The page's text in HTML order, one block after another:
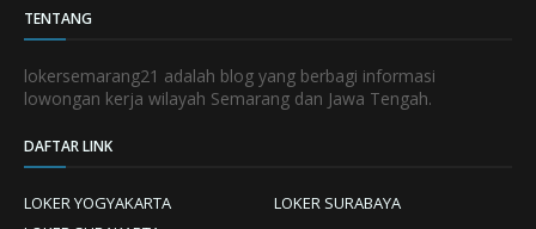
TENTANG
lokersemarang21 adalah blog yang berbagi informasi
lowongan kerja wilayah Semarang dan Jawa Tengah.
DAFTAR LINK
LOKER YOGYAKARTA
LOKER SURABAYA